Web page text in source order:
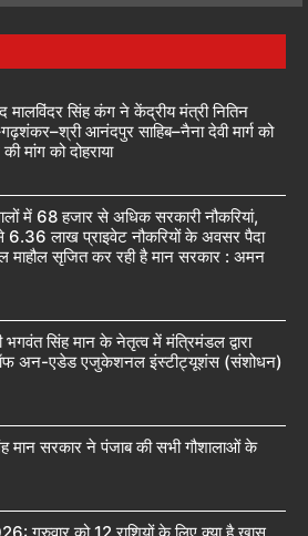
सिंह कंग ने केंद्रीय मंत्री नितिन
आनंदपुर साहिब–नैना देवी मार्ग को
मांग को दोहराया
में 68 हजार से अधिक सरकारी नौकरियां,
लाख प्राइवेट नौकरियों के अवसर पैदा
माहौल सृजित कर रही है मान सरकार : अमन
सिंह मान के नेतृत्व में मंत्रिमंडल द्वारा
अन-एडेड एजुकेशनल इंस्टीट्यूशंस (संशोधन)
सरकार ने पंजाब की सभी गौशालाओं के
को 12 राशियों के लिए क्या है खास,